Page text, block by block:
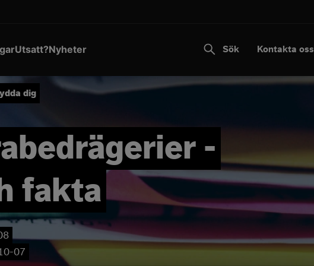
Utsatt?Nyheter Sök Kontakta oss
dig
-
fakta
07